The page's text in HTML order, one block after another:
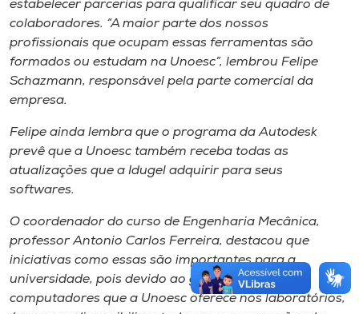
estabelecer parcerias para qualificar seu quadro de
colaboradores. “A maior parte dos nossos
profissionais que ocupam essas ferramentas são
formados ou estudam na Unoesc”, lembrou Felipe
Schazmann, responsável pela parte comercial da
empresa.
Felipe ainda lembra que o programa da Autodesk
prevê que a Unoesc também receba todas as
atualizações que a Idugel adquirir para seus
softwares.
O coordenador do curso de Engenharia Mecânica,
professor Antonio Carlos Ferreira, destacou que
iniciativas como essas são importantes para a
universidade, pois devido ao grande número de
computadores que a Unoesc oferece nos laboratórios,